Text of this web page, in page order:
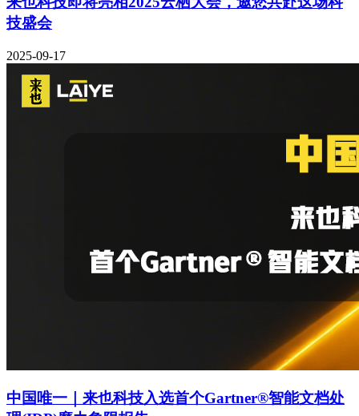
技盛会
2025-09-17
中国唯一｜来也科技入选首个Gartner®智能文档处